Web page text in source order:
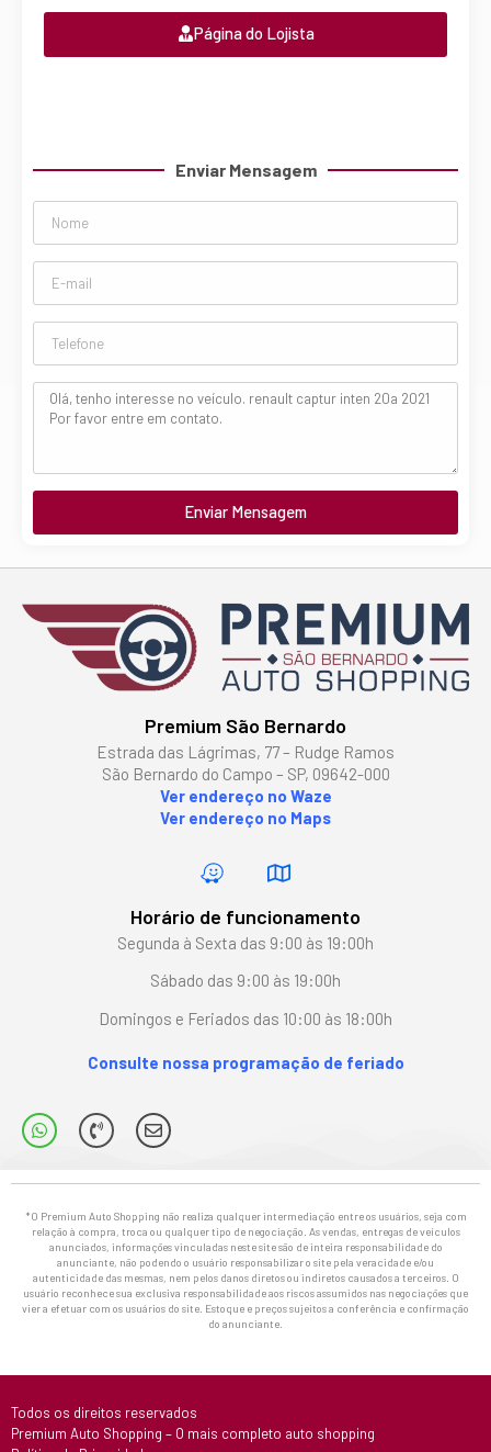
Página do Lojista
Enviar Mensagem
Enviar Mensagem
Premium São Bernardo
Estrada das Lágrimas, 77 – Rudge Ramos
São Bernardo do Campo – SP, 09642-000
Ver endereço no Waze
Ver endereço no Maps
Horário de funcionamento
Segunda à Sexta das 9:00 às 19:00h
Sábado das 9:00 às 19:00h
Domingos e Feriados das 10:00 às 18:00h
Consulte nossa programação de feriado
*O Premium Auto Shopping não realiza qualquer intermediação entre os usuários, seja com
relação à compra, troca ou qualquer tipo de negociação. As vendas, entregas de veículos
anunciados, informações vinculadas neste site são de inteira responsabilidade do
anunciante, não podendo o usuário responsabilizar o site pela veracidade e/ou
autenticidade das mesmas, nem pelos danos diretos ou indiretos causados a terceiros. O
usuário reconhece sua exclusiva responsabilidade aos riscos assumidos nas negociações que
vier a efetuar com os usuários do site. Estoque e preços sujeitos a conferência e confirmação
do anunciante.
Todos os direitos reservados
Premium Auto Shopping – O mais completo auto shopping